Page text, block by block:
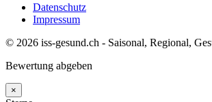
Datenschutz
Impressum
© 2026 iss-gesund.ch - Saisonal, Regional,
Bewertung abgeben
×